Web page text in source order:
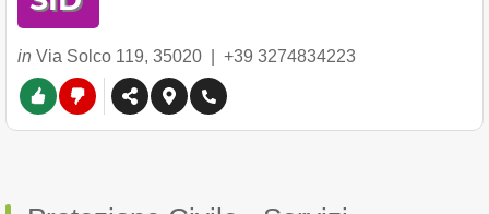
in Via Solco 119, 35020 +39 3274834223